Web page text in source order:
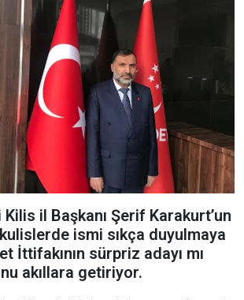
il Başkanı Şerif Karakurt’un
ismi sıkça duyulmaya
İttifakının sürpriz adayı mı
akıllara getiriyor.